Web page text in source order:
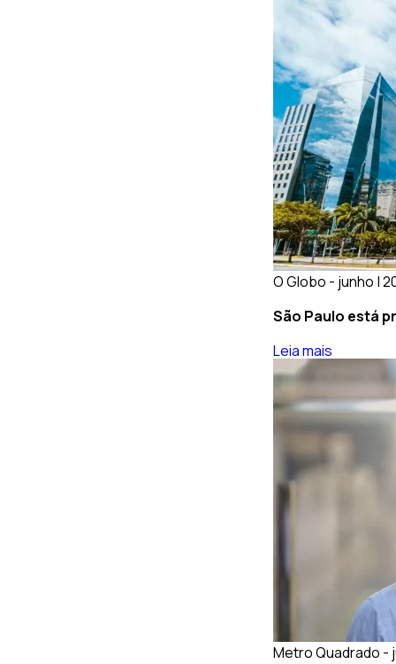
O Globo - junho |
São Paulo está
Leia mais
Metro Quadrado -